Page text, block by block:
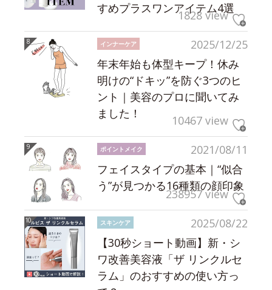
すめプラスワンアイテム4選
1828 view
2025/12/25
インナーケア
年末年始も体型キープ！休み
明けの“ドキッ”を防ぐ3つのヒ
ント｜美容のプロに聞いてみ
ました！
10467 view
2021/08/11
ポイントメイク
フェイスタイプの基本｜“似合
う”が見つかる16種類の顔印象
238957 view
2025/08/22
スキンケア
【30秒ショート動画】新・シ
ワ改善美容液「ザ リンクルセ
ラム」のおすすめの使い方っ